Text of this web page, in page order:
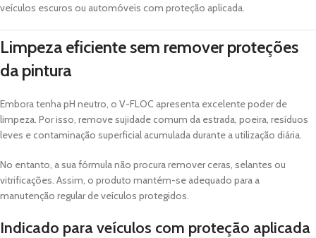
veículos escuros ou automóveis com proteção aplicada.
Limpeza eficiente sem remover proteções
da pintura
Embora tenha pH neutro, o V-FLOC apresenta excelente poder de
limpeza. Por isso, remove sujidade comum da estrada, poeira, resíduos
leves e contaminação superficial acumulada durante a utilização diária.
No entanto, a sua fórmula não procura remover ceras, selantes ou
vitrificações. Assim, o produto mantém-se adequado para a
manutenção regular de veículos protegidos.
Indicado para veículos com proteção aplicada